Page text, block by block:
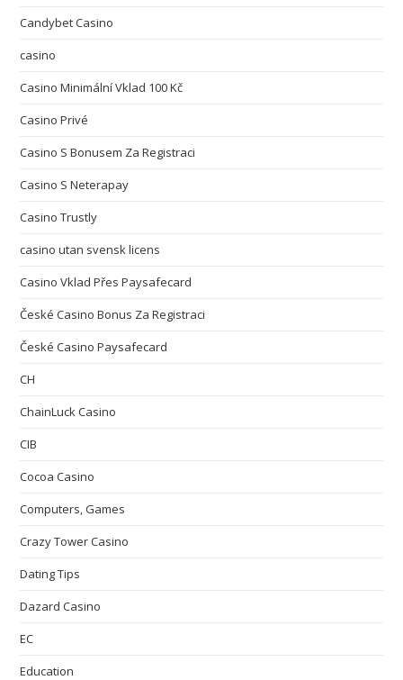
Candybet Casino
casino
Casino Minimální Vklad 100 Kč
Casino Privé
Casino S Bonusem Za Registraci
Casino S Neterapay
Casino Trustly
casino utan svensk licens
Casino Vklad Přes Paysafecard
České Casino Bonus Za Registraci
České Casino Paysafecard
CH
ChainLuck Casino
CIB
Cocoa Casino
Computers, Games
Crazy Tower Сasino
Dating Tips
Dazard Casino
EC
Education